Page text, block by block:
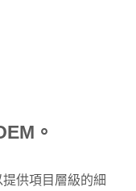
。
供項目層級的細